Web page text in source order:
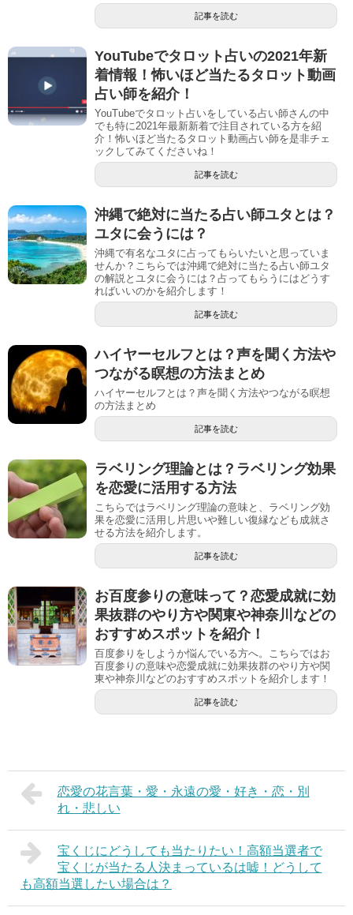
記事を読む
YouTubeでタロット占いの2021年新
着情報！怖いほど当たるタロット動画
占い師を紹介！
YouTubeでタロット占いをしている占い師さんの中
でも特に2021年最新新着で注目されている方を紹
介！怖いほど当たるタロット動画占い師を是非チェ
ックしてみてくださいね！
記事を読む
沖縄で絶対に当たる占い師ユタとは？
ユタに会うには？
沖縄で有名なユタに占ってもらいたいと思っていま
せんか？こちらでは沖縄で絶対に当たる占い師ユタ
の解説とユタに会うには？占ってもらうにはどうす
ればいいのかを紹介します！
記事を読む
ハイヤーセルフとは？声を聞く方法や
つながる瞑想の方法まとめ
ハイヤーセルフとは？声を聞く方法やつながる瞑想
の方法まとめ
記事を読む
ラベリング理論とは？ラベリング効果
を恋愛に活用する方法
こちらではラベリング理論の意味と、ラベリング効
果を恋愛に活用し片思いや難しい復縁なども成就さ
せる方法を紹介します。
記事を読む
お百度参りの意味って？恋愛成就に効
果抜群のやり方や関東や神奈川などの
おすすめスポットを紹介！
百度参りをしようか悩んでいる方へ。こちらではお
百度参りの意味や恋愛成就に効果抜群のやり方や関
東や神奈川などのおすすめスポットを紹介します！
記事を読む
恋愛の花言葉・愛・永遠の愛・好き・恋・別
れ・悲しい
宝くじにどうしても当たりたい！高額当選者で
宝くじが当たる人決まっているは嘘！どうして
も高額当選したい場合は？